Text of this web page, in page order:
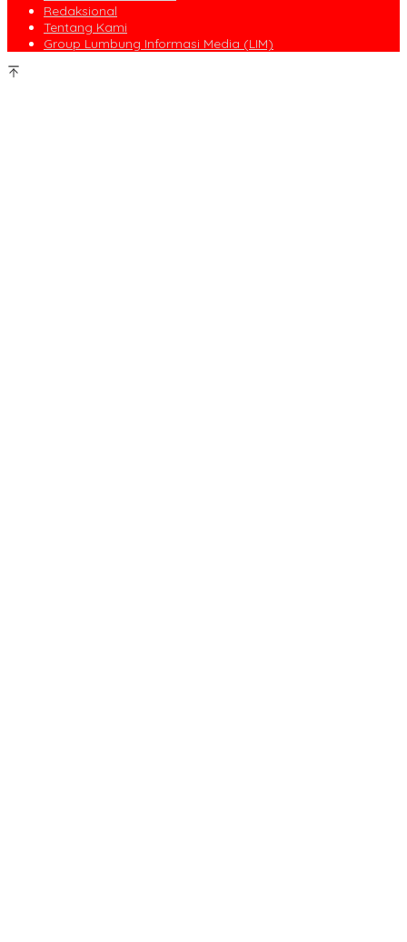
Redaksional
Tentang Kami
Group Lumbung Informasi Media (LIM)